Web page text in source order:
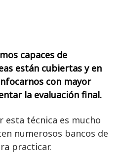
capaces de
están cubiertas y en
con mayor
la evaluación final.
técnica es mucho
numerosos bancos de
practicar.